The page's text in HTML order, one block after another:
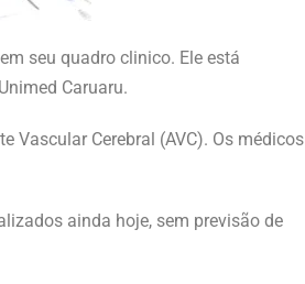
seu quadro clinico. Ele está
Caruaru.
Vascular Cerebral (AVC). Os médicos
ainda hoje, sem previsão de